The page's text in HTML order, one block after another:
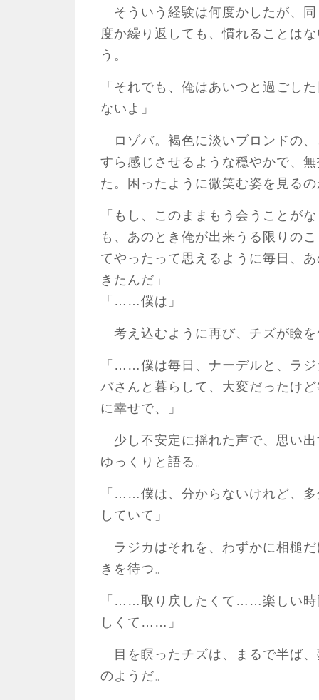
そういう経験は何度かしたが、
度か繰り返しても、慣れることは
う。
「それでも、俺はあいつと過ごし
ないよ」
ロゾバ。褐色に淡いブロンドの
すら感じさせるような穏やかで、
た。困ったように微笑む姿を見る
「もし、このままもう会うことが
も、あのとき俺が出来うる限りの
てやったって思えるように毎日、
きたんだ」
「……僕は」
考え込むように再び、チズが瞼
「……僕は毎日、ナーデルと、ラ
バさんと暮らして、大変だったけ
に幸せで、」
少し不安定に揺れた声で、思い
ゆっくりと語る。
「……僕は、分からないけれど、
していて」
ラジカはそれを、わずかに相槌
きを待つ。
「……取り戻したくて……楽しい時
しくて……」
目を瞑ったチズは、まるで半ば
のようだ。